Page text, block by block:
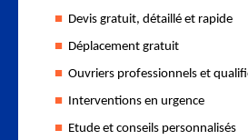
Devis gratuit, détaillé et rapide
Déplacement gratuit
Ouvriers professionnels et
Interventions en urgence
Etude et conseils personnalisés